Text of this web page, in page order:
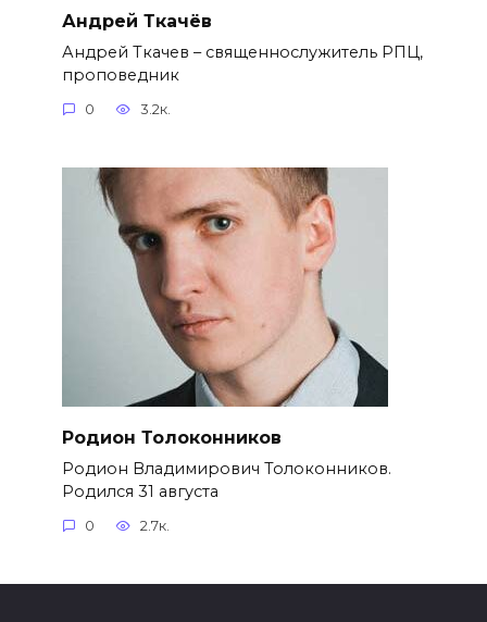
Андрей Ткачёв
Андрей Ткачев – священнослужитель РПЦ,
проповедник
0 3.2к.
Родион Толоконников
Родион Владимирович Толоконников.
Родился 31 августа
0 2.7к.